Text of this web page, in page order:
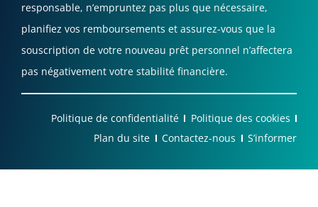
responsable, n’empruntez pas plus que nécessaire,
planifiez vos remboursements et assurez-vous que la
souscription de votre nouveau prêt personnel n’affectera
pas négativement votre stabilité financière.
Politique de confidentialité
Politique des cookies
Plan du site
Contactez-nous S’informer